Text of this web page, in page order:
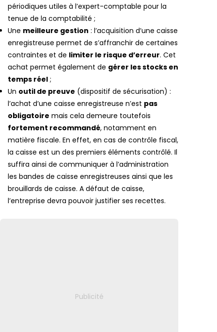
périodiques utiles à l’expert-comptable pour la
tenue de la comptabilité ;
Une meilleure gestion : l’acquisition d’une caisse
enregistreuse permet de s’affranchir de certaines
contraintes et de limiter le risque d’erreur. Cet
achat permet également de gérer les stocks en
temps réel ;
Un outil de preuve (dispositif de sécurisation) :
l’achat d’une caisse enregistreuse n’est pas
obligatoire mais cela demeure toutefois
fortement recommandé, notamment en
matière fiscale. En effet, en cas de contrôle fiscal,
la caisse est un des premiers éléments contrôlé. Il
suffira ainsi de communiquer à l’administration
les bandes de caisse enregistreuses ainsi que les
brouillards de caisse. A défaut de caisse,
l’entreprise devra pouvoir justifier ses recettes.